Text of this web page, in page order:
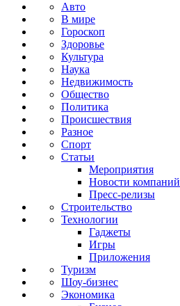
Авто
В мире
Гороскоп
Здоровье
Культура
Наука
Недвижимость
Общество
Политика
Происшествия
Разное
Спорт
Статьи
Мероприятия
Новости компаний
Пресс-релизы
Строительство
Технологии
Гаджеты
Игры
Приложения
Туризм
Шоу-бизнес
Экономика